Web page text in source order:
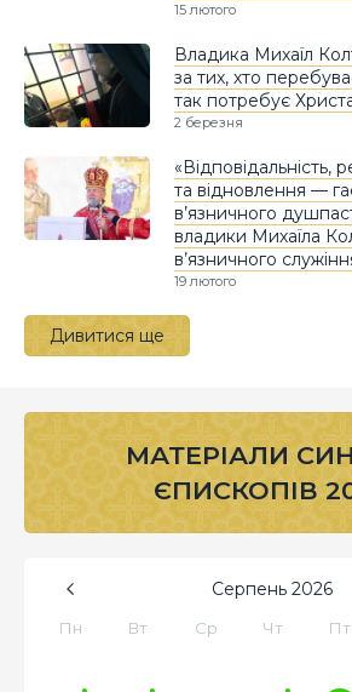
15 лютого
Владика Михаїл
за тих, хто
так потребує
2 березня
«Відповідальність,
та відновлення —
в’язничного
владики Михаїла
в’язничного
19 лютого
Дивитися ще
МАТЕРІАЛИ
ЄПИСКОПІВ
Серпень 2026
Пн Вт Ср Чт Пт